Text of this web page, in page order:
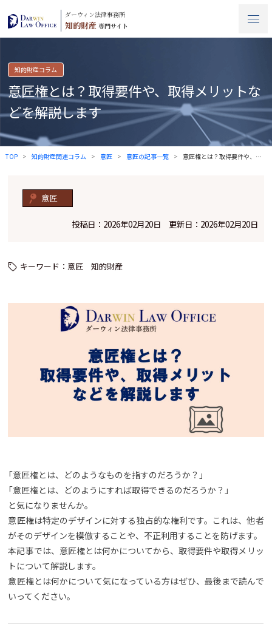
ダーウィン法律事務所
知的財産 専門サイト
知的財産コラム
意匠権とは？取得要件や、取得メリットな
どを解説します
TOP 知的財産関連コラム 意匠 意匠の記事一覧 意匠権とは？取得要件や、取得メリットなど…
意匠
投稿日：2026年02月20日 更新日：2026年02月20日
キーワード： 意匠 知的財産
「意匠権とは、どのようなものを指すのだろうか？」
「意匠権とは、どのようにすれば取得できるのだろうか？」
と気になりませんか。
意匠権は特定のデザインに対する独占的な権利です。これは、他者
がそのデザインを模倣することや、不正利用することを防げます。
本記事では、意匠権とは何かについてから、取得要件や取得メリッ
トについて解説します。
意匠権とは何かについて気になっている方はぜひ、最後まで読んで
いってください。